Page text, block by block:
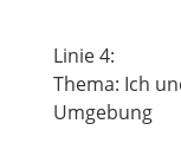
Linie 4:
Thema: Ich
Umgebung